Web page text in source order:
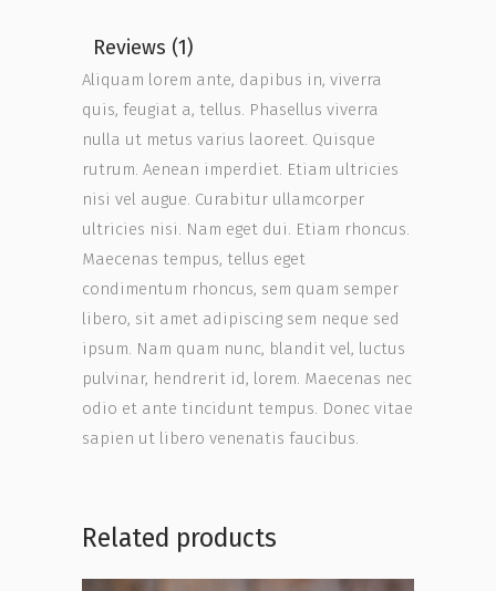
Reviews (1)
Aliquam lorem ante, dapibus in, viverra
quis, feugiat a, tellus. Phasellus viverra
nulla ut metus varius laoreet. Quisque
rutrum. Aenean imperdiet. Etiam ultricies
nisi vel augue. Curabitur ullamcorper
ultricies nisi. Nam eget dui. Etiam rhoncus.
Maecenas tempus, tellus eget
condimentum rhoncus, sem quam semper
libero, sit amet adipiscing sem neque sed
ipsum. Nam quam nunc, blandit vel, luctus
pulvinar, hendrerit id, lorem. Maecenas nec
odio et ante tincidunt tempus. Donec vitae
sapien ut libero venenatis faucibus.
Related products